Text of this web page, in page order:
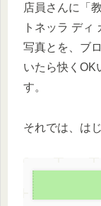
店員さんに「
トネッラ ディ
写真とを、ブ
いたら快くOK
す。
それでは、は